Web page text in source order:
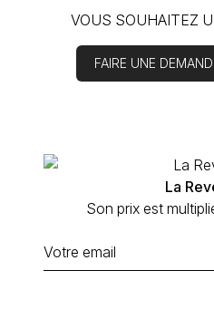
VOUS SOUHAITEZ
FAIRE UNE
La
Son prix est